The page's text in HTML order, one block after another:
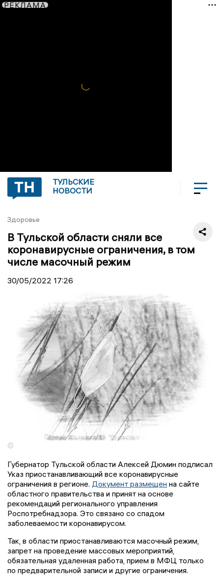
РЕКЛАМА
ТУЛЬСКИЕ
НОВОСТИ
Здоровье
В Тульской области сняли все
коронавирусные ограничения, в том
числе масочный режим
30/05/2022 17:26
©
Губернатор Тульской области Алексей Дюмин подписал
Указ приостанавливающий все коронавирусные
ограничения в регионе. Документ размещен на сайте
областного правительства и принят на основе
рекомендаций регионального управления
Роспотребнадзора. Это связано со спадом
заболеваемости коронавирусом.
Так, в области приостанавливаются масочный режим,
запрет на проведение массовых мероприятий,
обязательная удаленная работа, прием в МФЦ только
по предварительной записи и другие ограничения.